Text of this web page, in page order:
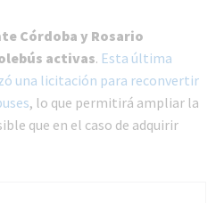
Córdoba y Rosario
activas. Esta última
una licitación para reconvertir
, lo que permitirá ampliar la
que en el caso de adquirir